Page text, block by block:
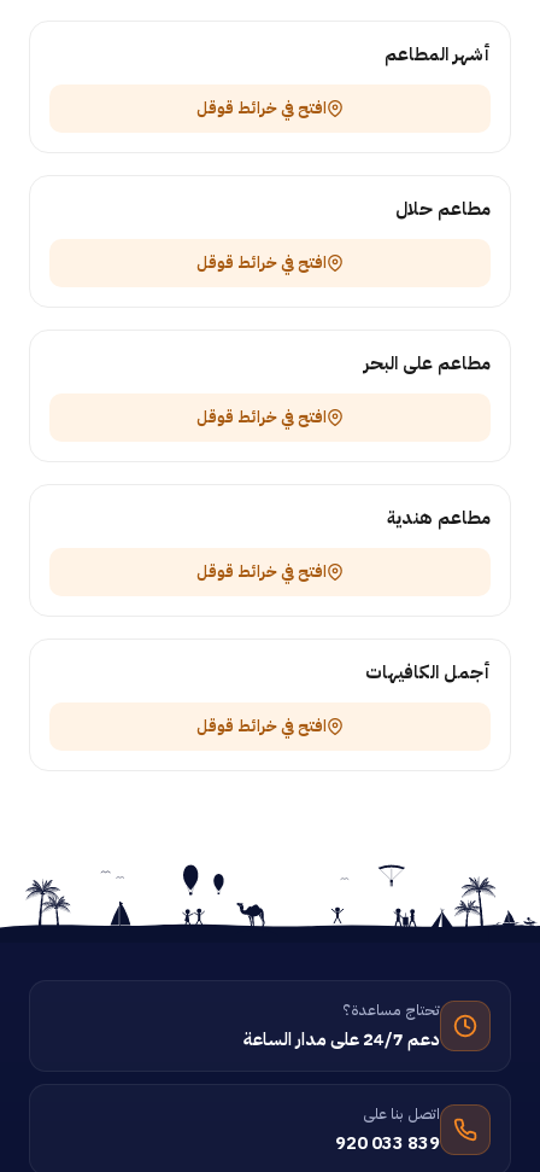
أشهر المطاعم
افتح في خرائط قوقل
مطاعم حلال
افتح في خرائط قوقل
مطاعم على البحر
افتح في خرائط قوقل
مطاعم هندية
افتح في خرائط قوقل
أجمل الكافيهات
افتح في خرائط قوقل
تحتاج مساعدة؟
دعم 24/7 على مدار الساعة
اتصل بنا على
920 033 839